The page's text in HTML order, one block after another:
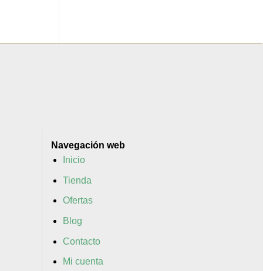
Navegación web
Inicio
Tienda
Ofertas
Blog
Contacto
Mi cuenta